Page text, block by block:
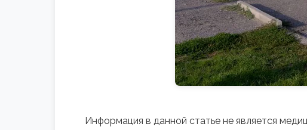
Информация в данной статье не является